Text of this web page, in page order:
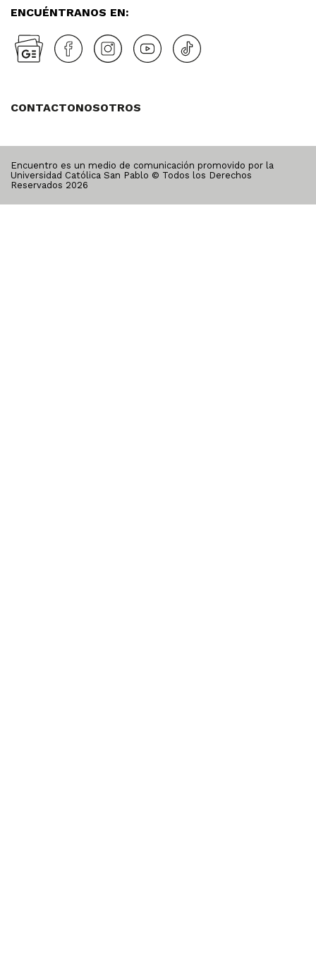
ENCUÉNTRANOS EN:
CONTACTONOSOTROS
Encuentro es un medio de comunicación promovido por la
Universidad Católica San Pablo © Todos los Derechos
Reservados 2026